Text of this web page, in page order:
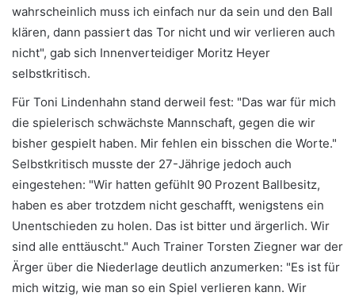
wahrscheinlich muss ich einfach nur da sein und den Ball
klären, dann passiert das Tor nicht und wir verlieren auch
nicht", gab sich Innenverteidiger Moritz Heyer
selbstkritisch.
Für Toni Lindenhahn stand derweil fest: "Das war für mich
die spielerisch schwächste Mannschaft, gegen die wir
bisher gespielt haben. Mir fehlen ein bisschen die Worte."
Selbstkritisch musste der 27-Jährige jedoch auch
eingestehen: "Wir hatten gefühlt 90 Prozent Ballbesitz,
haben es aber trotzdem nicht geschafft, wenigstens ein
Unentschieden zu holen. Das ist bitter und ärgerlich. Wir
sind alle enttäuscht." Auch Trainer Torsten Ziegner war der
Ärger über die Niederlage deutlich anzumerken: "Es ist für
mich witzig, wie man so ein Spiel verlieren kann. Wir